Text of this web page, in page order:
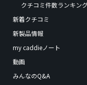
クチコミ件数ランキン
新着クチコミ
新製品情報
my caddieノート
動画
みんなのQ&A